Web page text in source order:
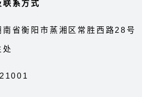
系方式
南省衡阳市蒸湘区常胜西路28号
处